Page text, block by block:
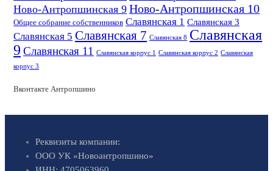
Ново-Антропшинская 9 Ново-Антропшинская 10
Общее собрание собственников Славянская 1 Славянская 3
Славянская 5 Славянская 7 Славянская 8 Славянская
9 Славянская 11 Славянская корпус 1 Славянская корпус 2 Славянская
корпус 3
Вконтакте Антропшино
Реквизиты компании:
ООО УК «Новоантропшино»